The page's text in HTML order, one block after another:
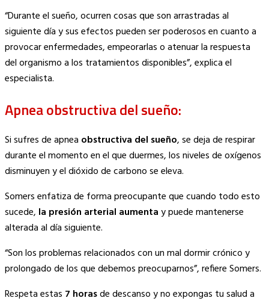
“Durante el sueño, ocurren cosas que son arrastradas al
siguiente día y sus efectos pueden ser poderosos en cuanto a
provocar enfermedades, empeorarlas o atenuar la respuesta
del organismo a los tratamientos disponibles”, explica el
especialista.
Apnea obstructiva del sueño:
Si sufres de apnea obstructiva del sueño, se deja de respirar
durante el momento en el que duermes, los niveles de oxígenos
disminuyen y el dióxido de carbono se eleva.
Somers enfatiza de forma preocupante que cuando todo esto
sucede, la presión arterial aumentay puede mantenerse
alterada al día siguiente.
“Son los problemas relacionados con un mal dormir crónico y
prolongado de los que debemos preocuparnos”, refiere Somers.
Respeta estas 7 horasde descanso y no expongas tu salud a